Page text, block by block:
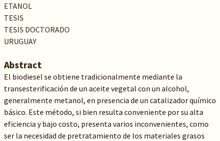
ETANOL
TESIS
TESIS DOCTORADO
URUGUAY
Abstract
El biodiesel se obtiene tradicionalmente mediante la
transesterificación de un aceite vegetal con un alcohol,
generalmente metanol, en presencia de un catalizador químico
básico. Este método, si bien resulta conveniente por su alta
eficiencia y bajo costo, presenta varios inconvenientes, como
ser la necesidad de pretratamiento de los materiales grasos